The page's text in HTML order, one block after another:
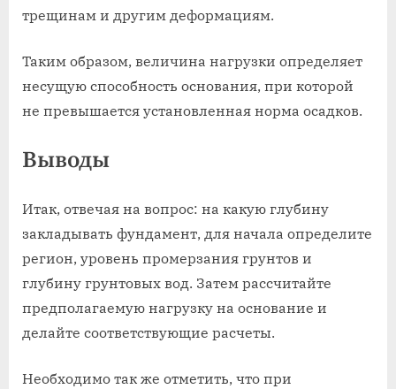
трещинам и другим деформациям.
Таким образом, величина нагрузки определяет
несущую способность основания, при которой
не превышается установленная норма осадков.
Выводы
Итак, отвечая на вопрос: на какую глубину
закладывать фундамент, для начала определите
регион, уровень промерзания грунтов и
глубину грунтовых вод. Затем рассчитайте
предполагаемую нагрузку на основание и
делайте соответствующие расчеты.
Необходимо так же отметить, что при